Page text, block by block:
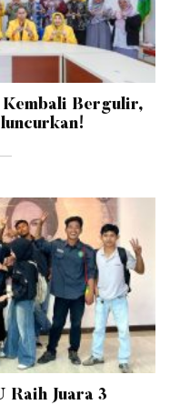
Kembali Bergulir,
Juara 3